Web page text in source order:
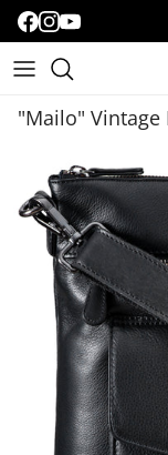
"Mailo" Vintage